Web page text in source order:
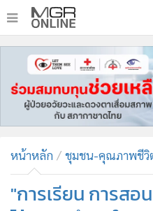
หน้าหลัก
ทันเหตุการณ์
• ภาคใต้
• บันเทิง
ผู้จัดการรายวัน
คอลัมนิสต์
หน้าหลัก ชุมชน-คุณภาพชีวิ
"การเรียน การส